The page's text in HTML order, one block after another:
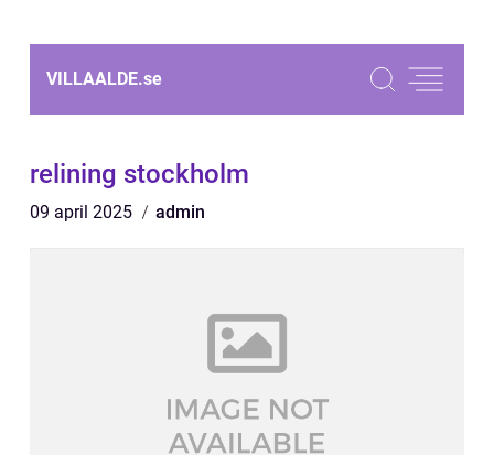
VILLAALDE.se
relining stockholm
09 april 2025 admin